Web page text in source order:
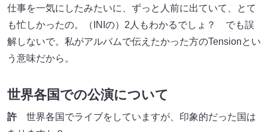
仕事を一気にしたみたいに、ずっと人前に出ていて、とて
も忙しかったの。（INIの）2人もわかるでしょ？ でも誤
解しないで。私がアルバムで伝えたかった方のTensionとい
う意味だから。
世界各国での公演について
許世界各国でライブをしていますが、印象的だった国は